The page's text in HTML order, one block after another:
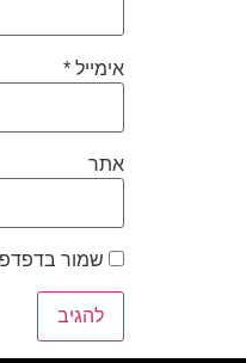
אימייל *
אתר
שמור